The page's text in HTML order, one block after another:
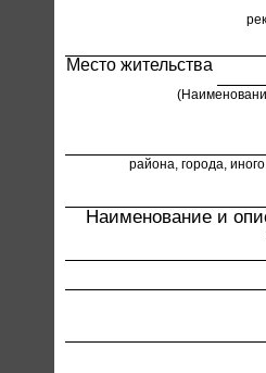
Место жительства
района, города,
Наименование и